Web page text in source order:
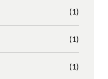
(1)
(1)
(1)